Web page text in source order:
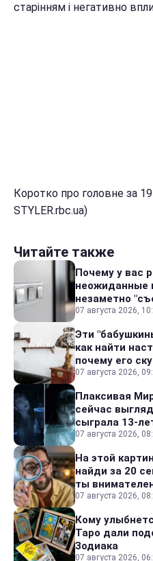
старінням і негативно
Коротко про головне за
STYLER.rbc.ua)
Читайте также
Почему у вас
неожиданные
незаметно
07 августа 2026,
Эти
как найти
почему его
07 августа 2026,
Плаксивая
сейчас
сыграла 13-
07 августа 2026,
На этой
найди за 20
ты
07 августа 2026,
Кому
Таро дали
Зодиака
07 августа 2026,